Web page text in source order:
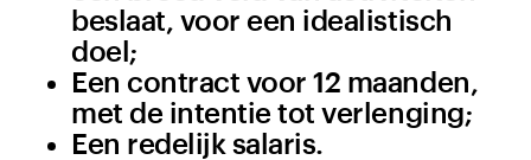
beslaat, voor een idealistisch
doel;
Een contract voor 12 maanden,
met de intentie tot verlenging;
Een redelijk salaris.